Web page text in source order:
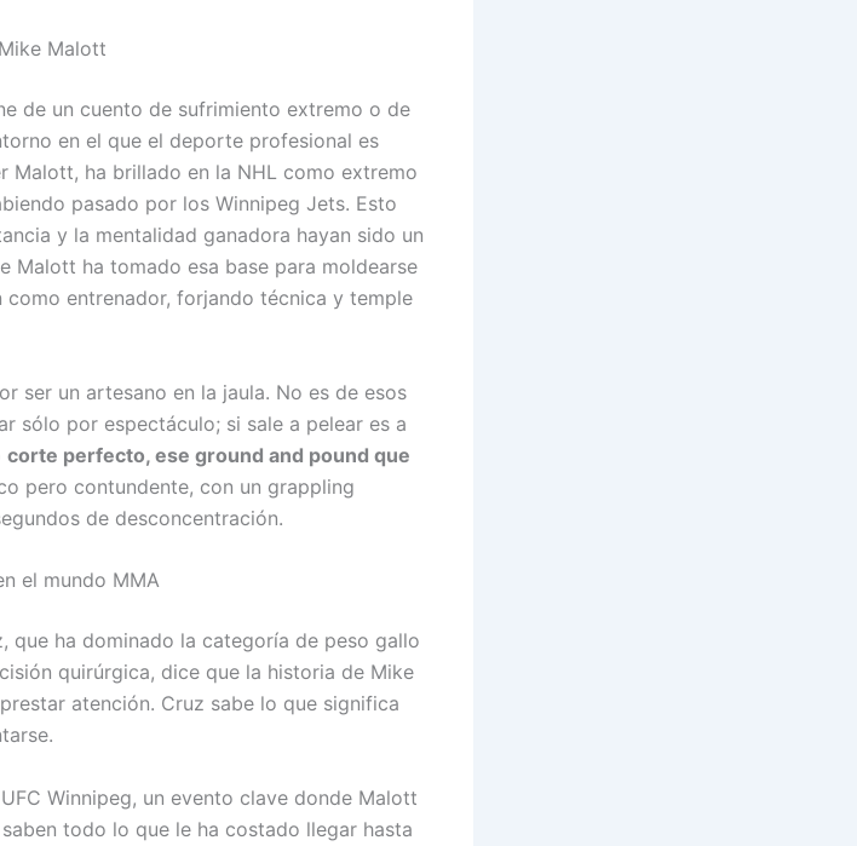
Malott
de un cuento de sufrimiento extremo o de
en el que el deporte profesional es
Malott, ha brillado en la NHL como extremo
pasado por los Winnipeg Jets. Esto
y la mentalidad ganadora hayan sido un
Malott ha tomado esa base para moldearse
entrenador, forjando técnica y temple
ser un artesano en la jaula. No es de esos
sólo por espectáculo; si sale a pelear es a
corte perfecto, ese ground and pound que
pero contundente, con un grappling
de desconcentración.
el mundo MMA
que ha dominado la categoría de peso gallo
quirúrgica, dice que la historia de Mike
atención. Cruz sabe lo que significa
Winnipeg, un evento clave donde Malott
todo lo que le ha costado llegar hasta